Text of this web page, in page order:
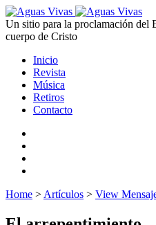
Un sitio para la proclamación del
cuerpo de Cristo
Inicio
Revista
Música
Retiros
Contacto
Home > Artículos > View